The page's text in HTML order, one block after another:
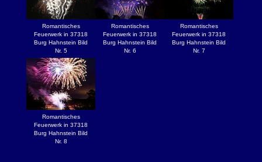
Romantisches
Feuerwerk in 37318
Burg Hahnstein Bild
Nr. 5
Romantisches
Feuerwerk in 37318
Burg Hahnstein Bild
Nr. 6
Romantisches
Feuerwerk in 37318
Burg Hahnstein Bild
Nr. 7
Romantisches
Feuerwerk in 37318
Burg Hahnstein Bild
Nr. 8